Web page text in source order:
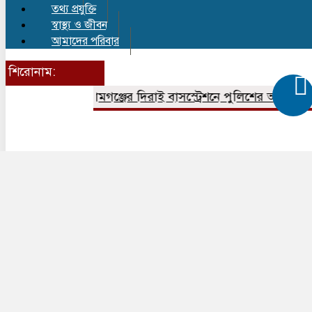
তথ্য প্রযুক্তি
স্বাস্থ্য ও জীবন
আমাদের পরিবার
শিরোনাম:
সুনামগঞ্জের দিরাই বাসস্ট্রেশনে পুলিশের অভিযানে